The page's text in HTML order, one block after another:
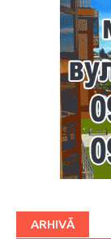
ARHIVĂ